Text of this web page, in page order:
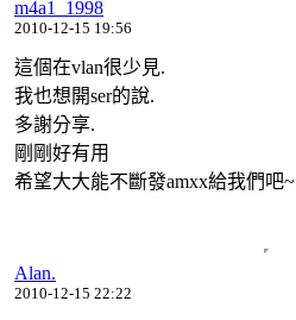
m4a1_1998
2010-12-15 19:56
這個在vlan很少見.
我也想開ser的說.
多謝分享.
剛剛好有用
希望大大能不斷發amxx給我們吧~
Alan.
2010-12-15 22:22